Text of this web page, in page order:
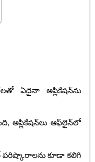
ఏదైనా అప్లికేషన్‌ను
అప్లికేషన్‌లు ఆఫ్‌లైన్‌లో
పరిష్కారాలను కూడా కలిగి